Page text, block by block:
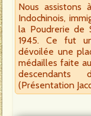
Nous assistons
Indochinois,
la Poudrerie de
1945. Ce fut
dévoilée une
médailles faite
descendants
(Présentation